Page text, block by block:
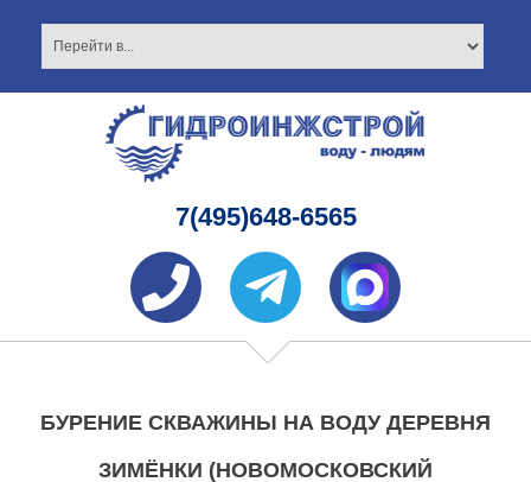
7(495)648-6565
БУРЕНИЕ СКВАЖИНЫ НА ВОДУ ДЕРЕВНЯ
ЗИМЁНКИ (НОВОМОСКОВСКИЙ